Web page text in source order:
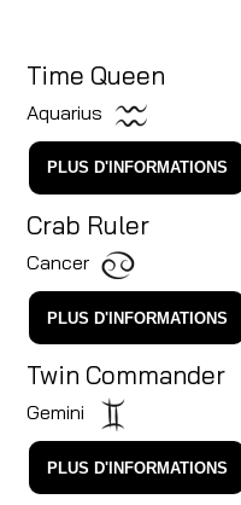
Time Queen
Aquarius
PLUS D'INFORMATIONS
Crab Ruler
Cancer
PLUS D'INFORMATIONS
Twin Commander
Gemini
PLUS D'INFORMATIONS